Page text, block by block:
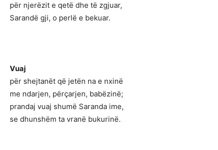
për njerëzit e qetë dhe të zgjuar,
Sarandë gji, o perlë e bekuar.
Vuaj
për shejtanët që jetën na e nxinë
me ndarjen, përçarjen, babëzinë;
prandaj vuaj shumë Saranda ime,
se dhunshëm ta vranë bukurinë.